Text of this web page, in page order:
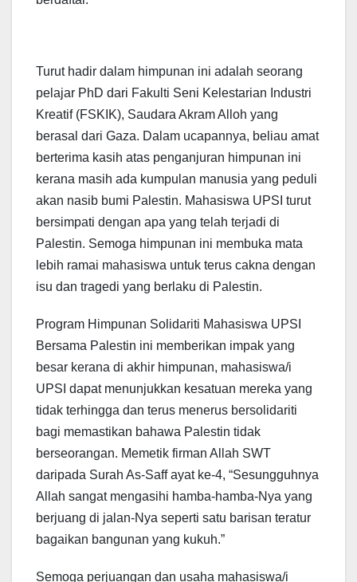
Turut hadir dalam himpunan ini adalah seorang
pelajar PhD dari Fakulti Seni Kelestarian Industri
Kreatif (FSKIK), Saudara Akram Alloh yang
berasal dari Gaza. Dalam ucapannya, beliau amat
berterima kasih atas penganjuran himpunan ini
kerana masih ada kumpulan manusia yang peduli
akan nasib bumi Palestin. Mahasiswa UPSI turut
bersimpati dengan apa yang telah terjadi di
Palestin. Semoga himpunan ini membuka mata
lebih ramai mahasiswa untuk terus cakna dengan
isu dan tragedi yang berlaku di Palestin.
Program Himpunan Solidariti Mahasiswa UPSI
Bersama Palestin ini memberikan impak yang
besar kerana di akhir himpunan, mahasiswa/i
UPSI dapat menunjukkan kesatuan mereka yang
tidak terhingga dan terus menerus bersolidariti
bagi memastikan bahawa Palestin tidak
berseorangan. Memetik firman Allah SWT
daripada Surah As-Saff ayat ke-4, “Sesungguhnya
Allah sangat mengasihi hamba-hamba-Nya yang
berjuang di jalan-Nya seperti satu barisan teratur
bagaikan bangunan yang kukuh.”
Semoga perjuangan dan usaha mahasiswa/i